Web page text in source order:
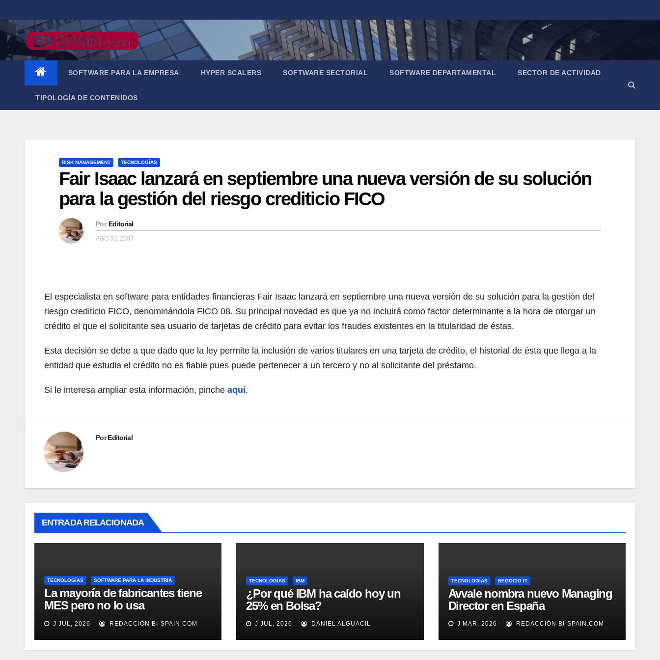
al
contenido
SOFTWARE PARA LA EMPRESA HYPER SCALERS SOFTWARE SECTORIAL SOFTWARE DEPARTAMENTAL SECTOR DE ACTIVIDAD
TIPOLOGÍA DE CONTENIDOS
RISK MANAGEMENT TECNOLOGÍAS
Fair Isaac lanzará en septiembre una nueva versión de su solución
para la gestión del riesgo crediticio FICO
Por Editorial
AGO 30, 2007
El especialista en software para entidades financieras Fair Isaac lanzará en septiembre una nueva versión de su solución para la gestión del
riesgo crediticio FICO, denominándola FICO 08. Su principal novedad es que ya no incluirá como factor determinante a la hora de otorgar un
crédito el que el solicitante sea usuario de tarjetas de crédito para evitar los fraudes existentes en la titularidad de éstas.
Esta decisión se debe a que dado que la ley permite la inclusión de varios titulares en una tarjeta de crédito, el historial de ésta que llega a la
entidad que estudia el crédito no es fiable pues puede pertenecer a un tercero y no al solicitante del préstamo.
Si le interesa ampliar esta información, pinche aquí.
PorEditorial
ENTRADA RELACIONADA
TECNOLOGÍAS SOFTWARE PARA LA INDUSTRIA
La mayoría de fabricantes tiene
MES pero no lo usa
adecuadamente, según Rockwell
Automation
J JUL, 2026 REDACCIÓN BI-SPAIN.COM
TECNOLOGÍAS IBM
¿Por qué IBM ha caído hoy un
25% en Bolsa?
J JUL, 2026 DANIEL ALGUACIL
TECNOLOGÍAS NEGOCIO IT
Avvale nombra nuevo Managing
Director en España
J MAR, 2026 REDACCIÓN BI-SPAIN.COM